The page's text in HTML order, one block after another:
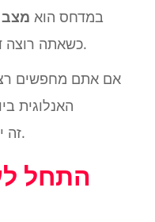
במדחס הוא מצב
כשאתה רוצה דחיסה אכזרית, פריכה, חולפת.
אם אתם מחפשים
האנלוגית
קונסולות Neve, זה יכול להיות זה.
התחל